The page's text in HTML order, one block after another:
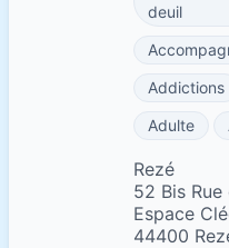
deuil
Addictions
Adulte
Rezé
52 Bis
Espace
44400